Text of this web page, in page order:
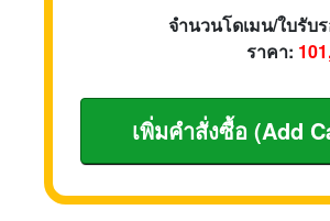
จำนวนโดเมน/ใบรับ
ราคา: